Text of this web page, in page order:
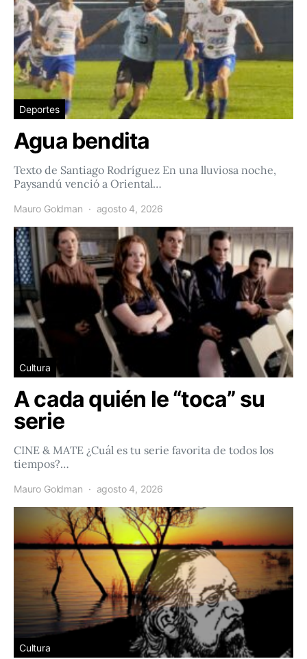
Deportes
Agua bendita
Texto de Santiago Rodríguez En una lluviosa noche,
Paysandú venció a Oriental…
Mauro Goldman agosto 4, 2026
Cultura
A cada quién le “toca” su
serie
CINE & MATE ¿Cuál es tu serie favorita de todos los
tiempos?…
Mauro Goldman agosto 4, 2026
Cultura